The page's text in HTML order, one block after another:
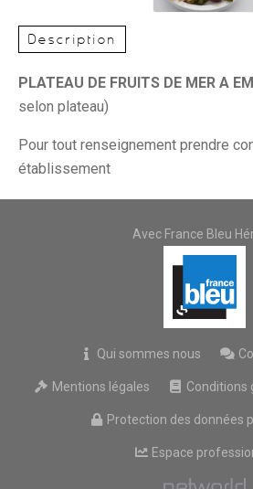
Description
PLATEAU DE FRUITS DE MER A
selon plateau)
Pour tout renseignement prendre
établissement
Avec France Bleu
Qui sommes nous
Mentions légales Conditions
Protection des données
Espace